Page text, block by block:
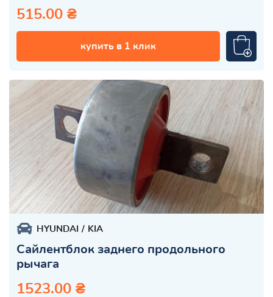
515.00 ₴
купить в 1 клик
HYUNDAI KIA
Сайлентблок заднего продольного
рычага
1523.00 ₴